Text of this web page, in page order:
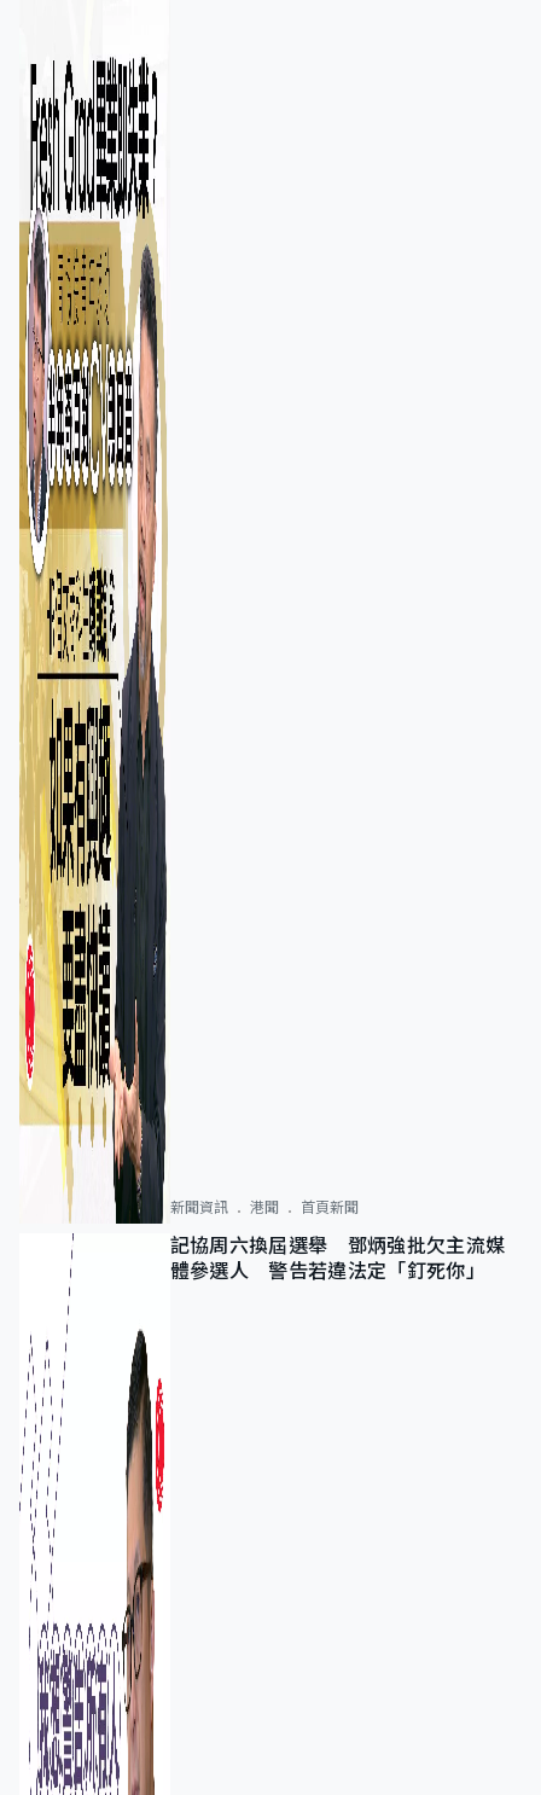
新聞資訊 港聞 首頁新聞
記協周六換屆選舉 鄧炳強批欠主流媒
體參選人 警告若違法定「釘死你」